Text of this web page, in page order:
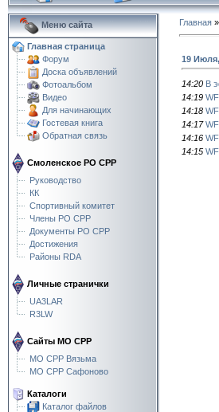
Меню сайта
Главная страница
Форум
Доска объявлений
Фотоальбом
Видео
Для начинающих
Гостевая книга
Обратная связь
Смоленское РО СРР
Руководство
КК
Спортивный комитет
Члены РО СРР
Документы РО СРР
Достижения
Районы RDA
Личные странички
UA3LAR
R3LW
Сайты МО СРР
МО СРР Вязьма
МО СРР Сафоново
Каталоги
Каталог файлов
Главная »
19
14:20 В
14:19
14:18
14:17
14:16
14:15